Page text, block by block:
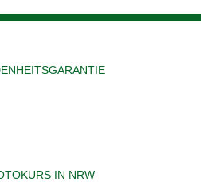
IN NRW